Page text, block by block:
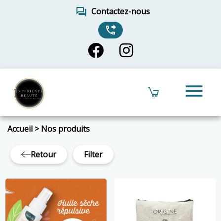
forum Contactez-nous
phone_forwarded
menu
Accueil >Nos produits
Retour Filter